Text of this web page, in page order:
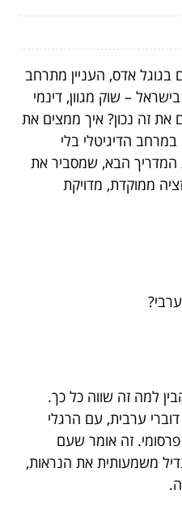
אדס, העניין מתרחב
– שוק מגוון, דינמי
את זה נכון? איך ממצים את
הדיגיטלי בלי
המדריך הבא, שמסביר את
ממוקדת, מדויקת
למה זה שווה כל כך.
מעל 1.8 מיליון דוברי ערבית, עם הרגלי
פרסומי. זה אומר שעם
משמעותית את הנראות,